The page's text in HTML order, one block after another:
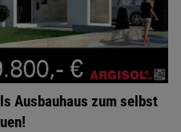
Ausbauhaus zum selbst